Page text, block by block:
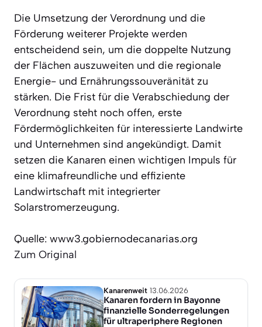
Die Umsetzung der Verordnung und die
Förderung weiterer Projekte werden
entscheidend sein, um die doppelte Nutzung
der Flächen auszuweiten und die regionale
Energie- und Ernährungssouveränität zu
stärken. Die Frist für die Verabschiedung der
Verordnung steht noch offen, erste
Fördermöglichkeiten für interessierte Landwirte
und Unternehmen sind angekündigt. Damit
setzen die Kanaren einen wichtigen Impuls für
eine klimafreundliche und effiziente
Landwirtschaft mit integrierter
Solarstromerzeugung.
Quelle: www3.gobiernodecanarias.org
Zum Original
Kanarenweit 13.06.2026
Kanaren fordern in Bayonne
finanzielle Sonderregelungen
für ultraperiphere Regionen